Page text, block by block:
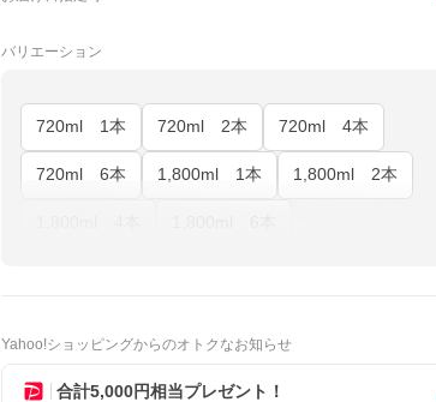
バリエーション
720ml 1本 720ml 2本 720ml 4本
720ml 6本 1,800ml 1本 1,800ml 2本
Yahoo!ショッピングからのオトクなお知らせ
合計5,000円相当プレゼント！